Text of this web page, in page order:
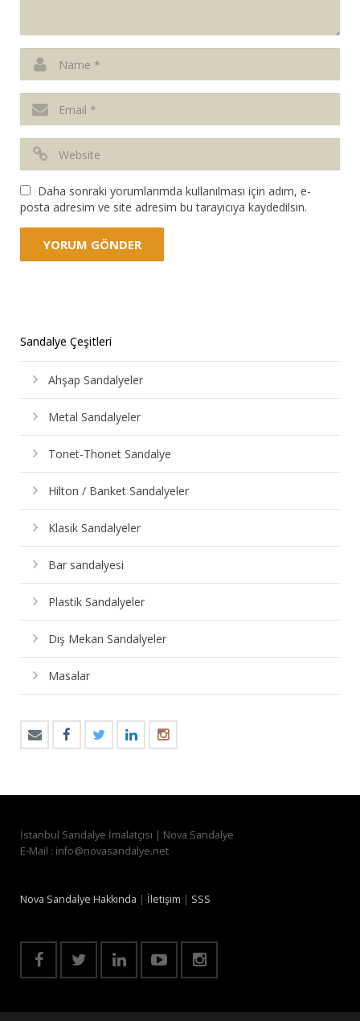
Daha sonraki yorumlarımda kullanılması için adım, e-
posta adresim ve site adresim bu tarayıcıya kaydedilsin.
Sandalye Çeşitleri
Ahşap Sandalyeler
Metal Sandalyeler
Tonet-Thonet Sandalye
Hilton / Banket Sandalyeler
Klasik Sandalyeler
Bar sandalyesi
Plastik Sandalyeler
Dış Mekan Sandalyeler
Masalar
İstanbul Sandalye İmalatçısı | Nova Sandalye
E-Mail : info@novasandalye.net
Nova Sandalye Hakkında | İletişim | SSS